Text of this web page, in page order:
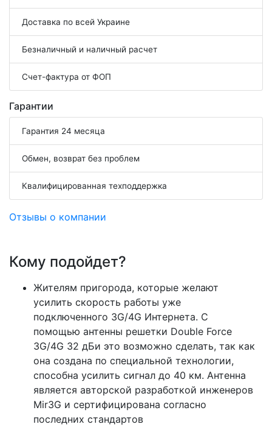
Доставка по всей Украине
Безналичный и наличный расчет
Счет-фактура от ФОП
Гарантии
Гарантия 24 месяца
Обмен, возврат без проблем
Квалифицированная техподдержка
Отзывы о компании
Кому подойдет?
Жителям пригорода, которые желают
усилить скорость работы уже
подключенного 3G/4G Интернета. С
помощью антенны решетки Double Force
3G/4G 32 дБи это возможно сделать, так как
она создана по специальной технологии,
способна усилить сигнал до 40 км. Антенна
является авторской разработкой инженеров
Mir3G и сертифицирована согласно
последних стандартов